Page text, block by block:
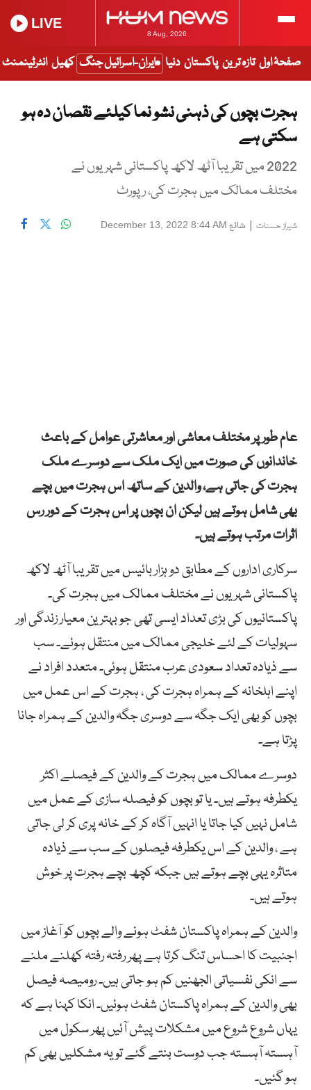
8 Aug, 2026
LIVE
صفحۂ اول تازہ ترین پاکستان دنیا ایران-اسرائیل جنگ کھیل انٹرٹینمنٹ
ہجرت بچوں کی ذہنی نشو نما کیلئے نقصان دہ ہو
سکتی ہے
2022 میں تقریبا آٹھ لاکھ پاکستانی شہریوں نے
مختلف ممالک میں ہجرت کی، رپورٹ
شیراز حسنات | شائع December 13, 2022 8:44 AM
عام طور پر مختلف معاشی اور معاشرتی عوامل کے باعث
خاندانوں کی صورت میں ایک ملک سے دوسرے ملک
ہجرت کی جاتی ہے، والدین کے ساتھ اس ہجرت میں بچے
بھی شامل ہوتے ہیں لیکن ان بچوں پر اس ہجرت کے دور رس
اثرات مرتب ہوتے ہیں۔
سرکاری اداروں کے مطابق دو ہزار بائیس میں تقریبا آٹھ لاکھ
پاکستانی شہریوں نے مختلف ممالک میں ہجرت کی۔
پاکستانیوں کی بڑی تعداد ایسی تھی جو بہترین معیار زندگی اور
سہولیات کے لئے خلیجی ممالک میں منتقل ہوئے۔ سب
سے ذیادہ تعداد سعودی عرب منتقل ہوئی۔ متعدد افراد نے
اپنے اہلخانہ کے ہمراہ ہجرت کی ، ہجرت کے اس عمل میں
بچوں کو بھی ایک جگہ سے دوسری جگہ والدین کے ہمراہ جانا
پڑتا ہے۔
دوسرے ممالک میں ہجرت کے والدین کے فیصلے اکثر
یکطرفہ ہوتے ہیں۔ یا تو بچوں کو فیصلہ سازی کے عمل میں
شامل نہیں کیا جاتا یا انہیں آگاہ کر کے خانہ پری کر لی جاتی
ہے ، والدین کے اس یکطرفہ فیصلوں کے سب سے ذیادہ
متاثرہ یہی بچے ہوتے ہیں جبکہ کچھ بچے ہجرت پر خوش
ہوتے ہیں۔
والدین کے ہمراہ پاکستان شفٹ ہونے والے بچوں کو آغاز میں
اجنبیت کا احساس تنگ کرتا ہے پھر رفتہ رفتہ کھلنے ملنے
سے انکی نفسیاتی الجھنیں کم ہو جاتی ہیں۔ رومیصہ فیصل
بھی والدین کے ہمراہ پاکستان شفٹ ہوئیں۔ انکا کہنا ہے کہ
یہاں شروع شروع میں مشکلات پیش آئیں پھر سکول میں
آہستہ آہستہ جب دوست بنتے گئے تو یہ مشکلیں بھی کم
ہو گئیں۔